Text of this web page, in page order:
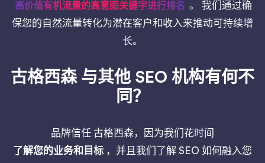
高价值有机流量的高意图关键字进行排名 。 我们通过确
保您的自然流量转化为潜在客户和收入来推动可持续增
长。
古格西森 与其他 SEO 机构有何不
同？
品牌信任 古格西森，因为我们花时间
了解您的业务和目标 ，并且我们了解 SEO 如何融入您